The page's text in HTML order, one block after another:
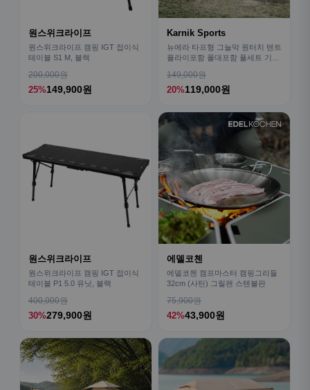
원스위크라이프
원스위크라이프 캠핑 IGT 접이식
테이블 S1 M, 블랙
200,000원
25%149,900원
Karnik Sports
뉴에라 타프형 그늘막 원터치 텐트
플라이포함 폴대포함 풀세트 기본
149,000원
20%119,000원
원스위크라이프
원스위크라이프 캠핑 IGT 접이식
테이블 P1 5.0 유닛, 블랙
400,000원
30%279,900원
에델코첸
에델코첸 캠프마스터 캠핑그리들
32cm (사틴) 그릴팬 스텐불판
75,900원
42%43,900원